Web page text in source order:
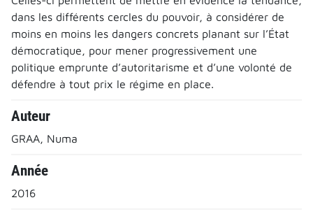
dans les différents cercles du pouvoir, à considérer de
moins en moins les dangers concrets planant sur l’État
démocratique, pour mener progressivement une
politique emprunte d’autoritarisme et d’une volonté de
défendre à tout prix le régime en place.
Auteur
GRAA, Numa
Année
2016